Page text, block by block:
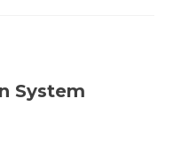
System